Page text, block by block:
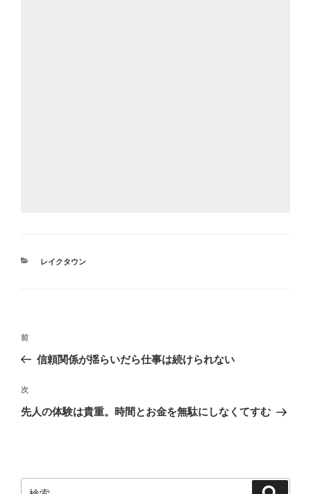
カ
レイクタウン
投
ビ
ゲ
ン
前
の
稿
前
信頼関係が揺らいだら仕事は続けられない
次
の
次
先人の体験は貴重。時間とお金を無駄にしなくてすむ